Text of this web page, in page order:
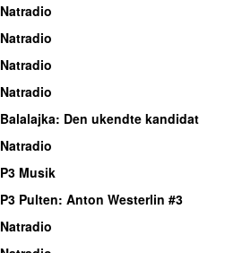
Natradio
Natradio
Natradio
Natradio
Balalajka: Den ukendte kandidat
Natradio
P3 Musik
P3 Pulten: Anton Westerlin #3
Natradio